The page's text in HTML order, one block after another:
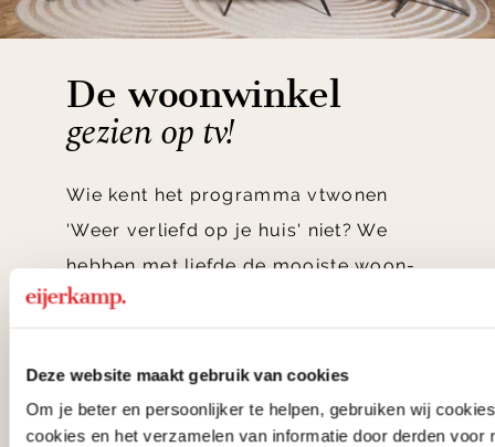
Deze website maakt gebruik van cookies
Om je beter en persoonlijker te helpen, gebruiken wij
cookies en het verzamelen van informatie door derden voor
De woonwinkel
gezien op tv!
Wie kent het programma vtwonen
'Weer verliefd op je huis' niet? We
hebben met liefde de mooiste woon-,
slaap- en designcollecties
klassiekers en de nieuwste ontwerpen
in verrassende materialen en kleuren!